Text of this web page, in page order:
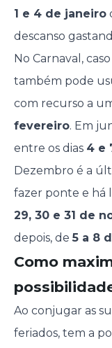
1 e 4 de janeiro
descanso
No Carnaval,
também pode
com recurso a
fevereiro. Em
entre os dias 4 e
Dezembro é a
fazer ponte e há
29, 30 e 31 de
depois, de5 a 8
Como
Ao conjugar as
feriados, tem a